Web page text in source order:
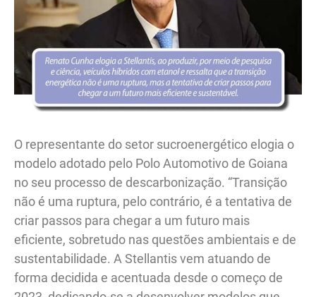
O representante do setor sucroenergético elogia o
modelo adotado pelo Polo Automotivo de Goiana
no seu processo de descarbonização. “Transição
não é uma ruptura, pelo contrário, é a tentativa de
criar passos para chegar a um futuro mais
eficiente, sobretudo nas questões ambientais e de
sustentabilidade. A Stellantis vem atuando de
forma decidida e acentuada desde o começo de